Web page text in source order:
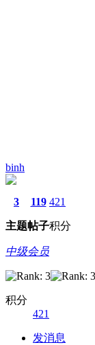
binh
3
主题
119
帖子
421
积分
中级会员
积分
421
发消息